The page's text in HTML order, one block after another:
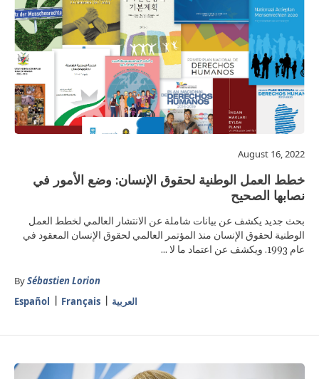
August 16, 2022
خطط العمل الوطنية لحقوق الإنسان: وضع الأمور في
نصابها الصحيح
بحث جديد يكشف عن بيانات شاملة عن الانتشار العالمي لخطط العمل
الوطنية لحقوق الإنسان منذ المؤتمر العالمي لحقوق الإنسان المعقود في
عام 1993. ويكشف عن اعتماد ما لا ...
BySébastien Lorion
Español
Français العربية